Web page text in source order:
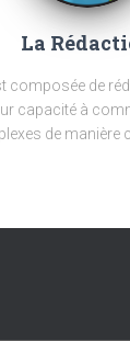
La
composée de
capacité à
de manière